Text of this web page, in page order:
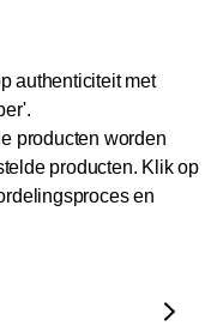
authenticiteit met
producten worden
producten. Klik op
en